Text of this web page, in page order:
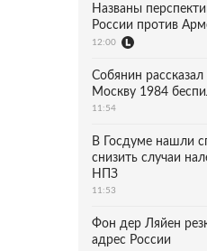
Названы
России против
12:00
Собянин
Москву 1984
11:54
В Госдуме нашли
снизить случаи
НПЗ
11:53
Фон дер Ляйен
адрес России